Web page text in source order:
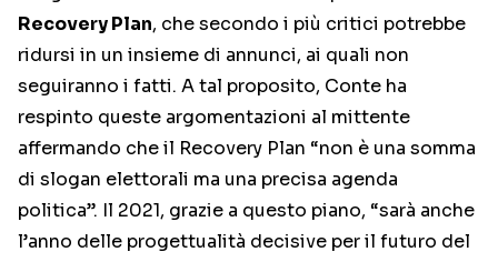
Recovery Plan, che secondo i più critici potrebbe
ridursi in un insieme di annunci, ai quali non
seguiranno i fatti. A tal proposito, Conte ha
respinto queste argomentazioni al mittente
affermando che il Recovery Plan “non è una somma
di slogan elettorali ma una precisa agenda
politica”. Il 2021, grazie a questo piano, “sarà anche
l’anno delle progettualità decisive per il futuro del